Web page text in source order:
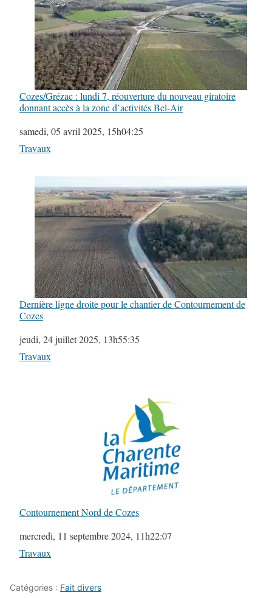
Cozes/Grézac : lundi 7, réouverture du nouveau giratoire
donnant accès à la zone d’activités Bel-Air
Date
samedi, 05 avril 2025, 15h04:25
Par rapport à
Travaux
Dernière ligne droite pour le chantier de Contournement de
Cozes
Date
jeudi, 24 juillet 2025, 13h55:35
Par rapport à
Travaux
Contournement Nord de Cozes
Date
mercredi, 11 septembre 2024, 11h22:07
Par rapport à
Travaux
Catégories : Fait divers